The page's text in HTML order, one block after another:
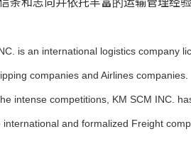
is an international logistics company
companies and Airlines companies.
intense competitions, KM SCM INC.
and formalized Freight